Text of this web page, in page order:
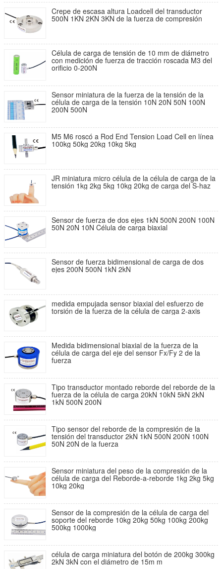
Crepe de escasa altura Loadcell del transductor
500N 1KN 2KN 3KN de la fuerza de compresión
Célula de carga de tensión de 10 mm de diámetro
con medición de fuerza de tracción roscada M3 del
orificio 0-200N
Sensor miniatura de la fuerza de la tensión de la
célula de carga de la tensión 10N 20N 50N 100N
200N 500N
M5 M6 roscó a Rod End Tension Load Cell en línea
100kg 50kg 20kg 10kg 5kg
JR miniatura micro célula de la célula de carga de la
tensión 1kg 2kg 5kg 10kg 20kg de carga del S-haz
Sensor de fuerza de dos ejes 1kN 500N 200N 100N
50N 20N 10N Célula de carga biaxial
Sensor de fuerza bidimensional de carga de dos
ejes 200N 500N 1kN 2kN
medida empujada sensor biaxial del esfuerzo de
torsión de la fuerza de la célula de carga 2-axis
Medida bidimensional biaxial de la fuerza de la
célula de carga del eje del sensor Fx/Fy 2 de la
fuerza
Tipo transductor montado reborde del reborde de la
fuerza de la célula de carga 20kN 10kN 5kN 2kN
1kN 500N 200N
Tipo sensor del reborde de la compresión de la
tensión del transductor 2kN 1kN 500N 200N 100N
50N 20N de la fuerza
Sensor miniatura del peso de la compresión de la
célula de carga del Reborde-a-reborde 1kg 2kg 5kg
10kg 20kg
Sensor de la compresión de la célula de carga del
soporte del reborde 10kg 20kg 50kg 100kg 200kg
500kg 1000kg
célula de carga miniatura del botón de 200kg 300kg
2kN 3kN con el diámetro de 15m m